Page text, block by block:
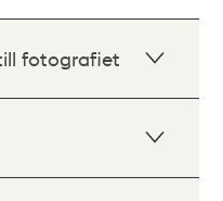
fotografiet